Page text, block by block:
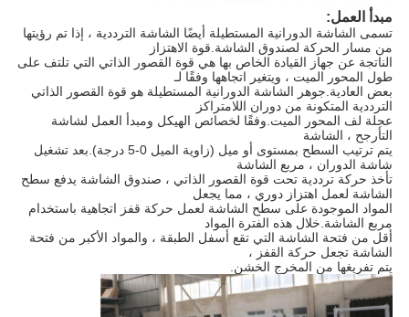
مبدأ العمل:
تسمى الشاشة الدورانية المستطيلة أيضًا الشاشة الترددية ، إذا تم رؤيتها
من مسار الحركة لصندوق الشاشة.قوة الاهتزاز
الناتجة عن جهاز القيادة الخاص بها هي قوة القصور الذاتي التي تلتف على
طول المحور الميت ، ويتغير اتجاهها وفقًا لـ
بعض العادية.جوهر الشاشة الدورانية المستطيلة هو قوة القصور الذاتي
الترددية المتكونة من دوران اللامتراكز
عجلة لف المحور الميت.وفقًا لخصائص الهيكل ومبدأ العمل لشاشة
التأرجح ، الشاشة
يتم ترتيب السطح بمستوى أو ميل (زاوية الميل 0-5 درجة).بعد تشغيل
شاشة الدوران ، مربع الشاشة
تأخذ حركة ترددية تحت قوة القصور الذاتي ، صندوق الشاشة يدفع سطح
الشاشة لعمل اهتزاز دوري ، مما يجعل
المواد الموجودة على سطح الشاشة لعمل حركة قفز اتجاهية باستخدام
مربع الشاشة.خلال هذه الفترة المواد
أقل من فتحة الشاشة التي تقع أسفل الطبقة ، والمواد الأكبر من فتحة
الشاشة تجعل حركة القفز ،
يتم تفريغها من المخرج الخشن.